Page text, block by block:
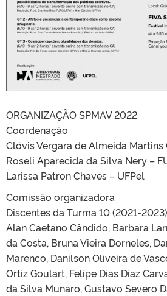
ORGANIZAÇÃO SPMAV 2022
Coordenação
Clóvis Vergara de Almeida Martins
Roseli Aparecida da Silva Nery –
Larissa Patron Chaves – UFPel
Comissão organizadora
Discentes da Turma 10 (2021-
Alan Caetano Cândido, Barbara
da Costa, Bruna Vieira Dorneles,
Marenco, Danilson Oliveira de
Ortiz Goulart, Felipe Dias Diaz
da Silva Munaro, Gustavo Severo